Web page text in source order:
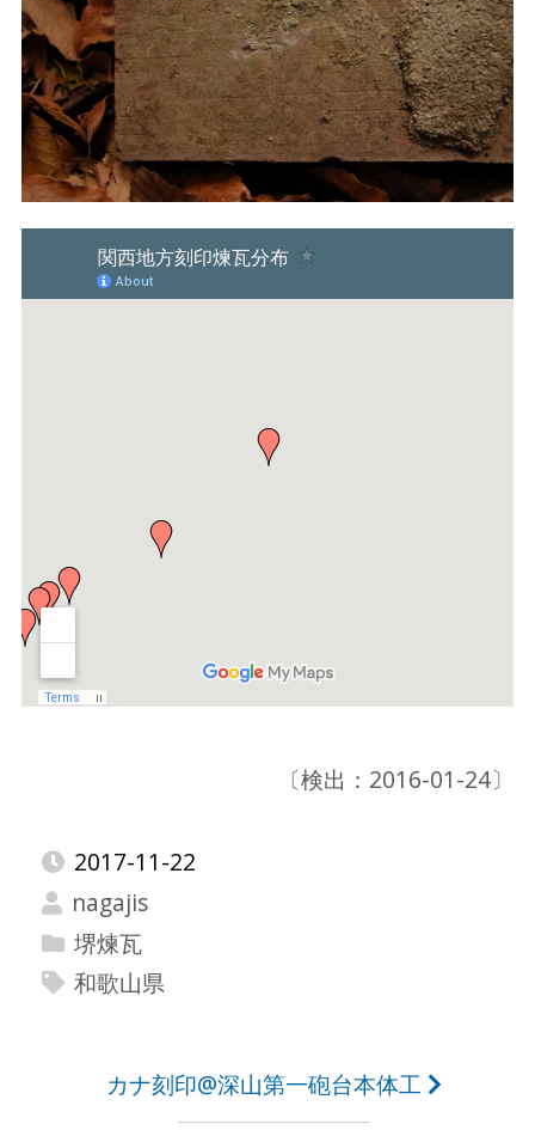
〔検出：2016-01-24〕
2017-11-22
nagajis
堺煉瓦
和歌山県
カナ刻印@深山第一砲台本体工